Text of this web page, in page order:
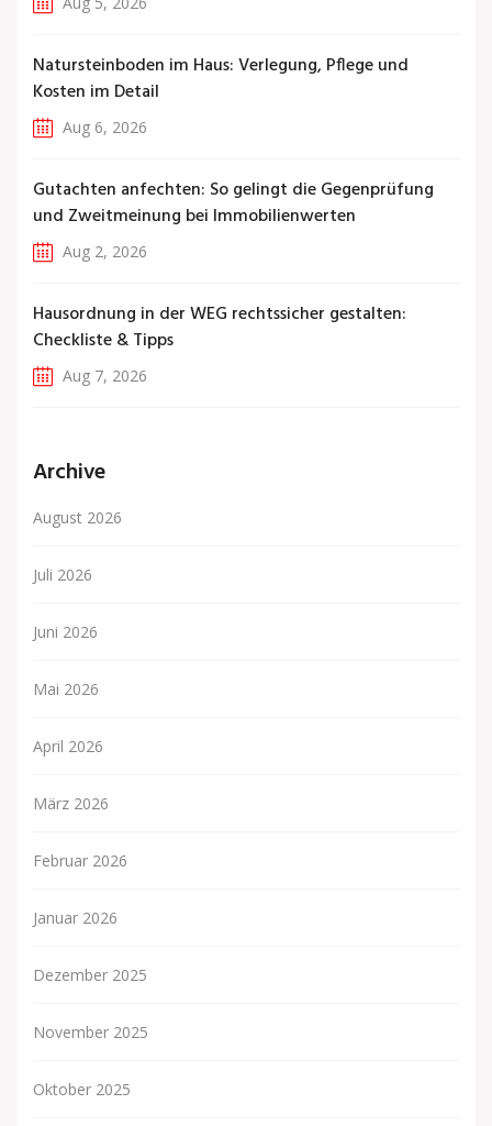
Natursteinboden im Haus: Verlegung, Pflege und
Kosten im Detail
Aug 6, 2026
Gutachten anfechten: So gelingt die Gegenprüfung
und Zweitmeinung bei Immobilienwerten
Aug 2, 2026
Hausordnung in der WEG rechtssicher gestalten:
Checkliste & Tipps
Aug 7, 2026
Archive
August 2026
Juli 2026
Juni 2026
Mai 2026
April 2026
März 2026
Februar 2026
Januar 2026
Dezember 2025
November 2025
Oktober 2025